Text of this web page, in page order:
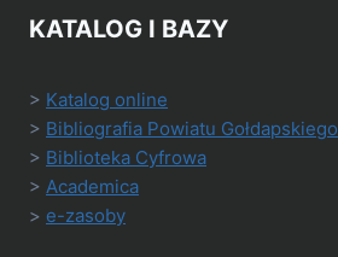
KATALOG I BAZY
> Katalog online
> Bibliografia Powiatu Gołdapskiego
> Biblioteka Cyfrowa
> Academica
> e-zasoby